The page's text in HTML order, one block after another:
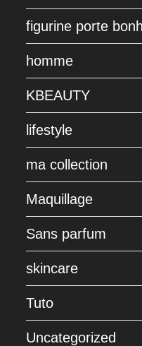
figurine porte
homme
KBEAUTY
lifestyle
ma collection
Maquillage
Sans parfum
skincare
Tuto
Uncategorized